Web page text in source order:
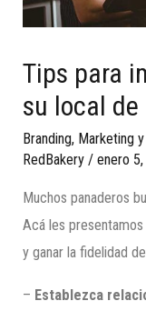
Tips para
su local de
Branding, Marketing
RedBakery /enero
Muchos panaderos
Acá les
y ganar la fidelidad
– Establezca